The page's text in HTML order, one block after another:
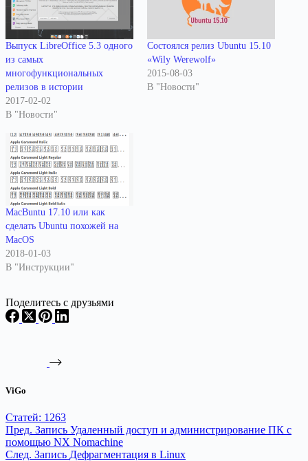
Выпуск LibreOffice 5.3 одного
из самых
многофункциональных
релизов в истории
2017-02-02
В "Новости"
Состоялся релиз Ubuntu 15.10
«Wily Werewolf»
2015-08-03
В "Новости"
MacBuntu 17.10 или как
сделать Ubuntu похожей на
MacOS
2018-01-03
В "Инструкции"
Поделитесь с друзьями
ViGo
Статей: 1263
Пред. Запись Удаленный доступ и администрирование ПК с
помощью NX Nomachine
След. Запись Дефрагментация в Linux